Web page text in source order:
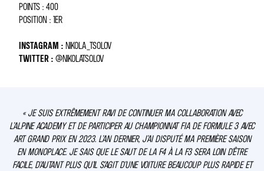
POINTS : 400
POSITION : 1ER
INSTAGRAM : NIKOLA_TSOLOV
TWITTER : @NIKOLATSOLOV
« JE SUIS EXTRÊMEMENT RAVI DE CONTINUER MA COLLABORATION AVEC
L’ALPINE ACADEMY ET DE PARTICIPER AU CHAMPIONNAT FIA DE FORMULE 3 AVEC
ART GRAND PRIX EN 2023. L’AN DERNIER, J’AI DISPUTÉ MA PREMIÈRE SAISON
EN MONOPLACE. JE SAIS QUE LE SAUT DE LA F4 À LA F3 SERA LOIN D’ÊTRE
FACILE, D’AUTANT PLUS QU’IL S’AGIT D’UNE VOITURE BEAUCOUP PLUS RAPIDE ET